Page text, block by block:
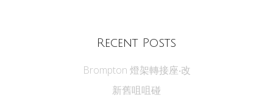
Recent Posts
Brompton 燈架轉接座‧改
新舊咀咀碰